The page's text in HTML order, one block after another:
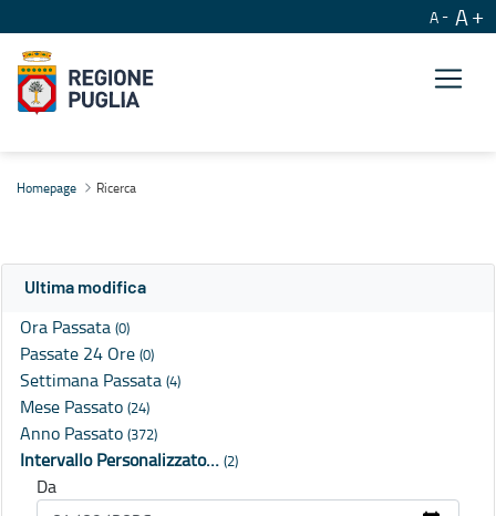
A A
Homepage Ricerca
Ultima modifica
Ora Passata (0)
Passate 24 Ore (0)
Settimana Passata (4)
Mese Passato (24)
Anno Passato (372)
Intervallo Personalizzato… (2)
Da